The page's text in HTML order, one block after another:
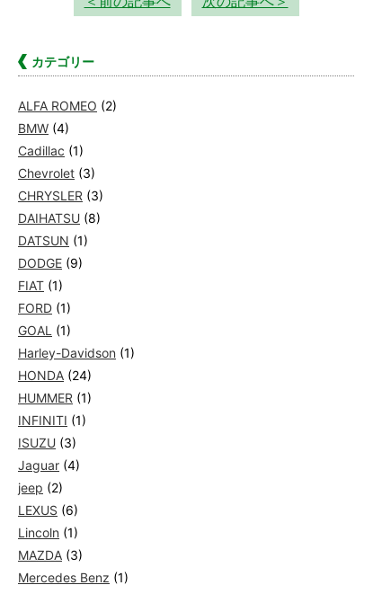
カテゴリー
ALFA ROMEO (2)
BMW (4)
Cadillac (1)
Chevrolet (3)
CHRYSLER (3)
DAIHATSU (8)
DATSUN (1)
DODGE (9)
FIAT (1)
FORD (1)
GOAL (1)
Harley-Davidson (1)
HONDA (24)
HUMMER (1)
INFINITI (1)
ISUZU (3)
Jaguar (4)
jeep (2)
LEXUS (6)
Lincoln (1)
MAZDA (3)
Mercedes Benz (1)